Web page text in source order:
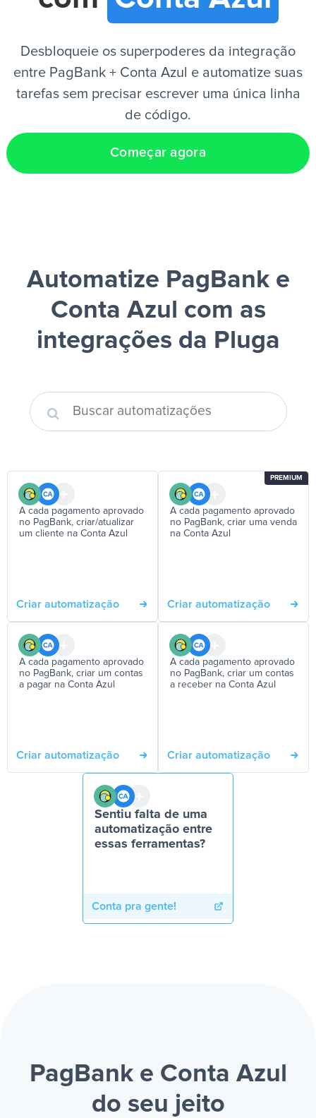
Desbloqueie os superpoderes da integração
entre PagBank + Conta Azul e automatize suas
tarefas sem precisar escrever uma única linha
de código.
Começar agora
Automatize PagBank e
Conta Azul com as
integrações da Pluga
A cada pagamento aprovado
no PagBank, criar/atualizar
um cliente na Conta Azul
Criar automatização
PREMIUM
A cada pagamento aprovado
no PagBank, criar uma venda
na Conta Azul
Criar automatização
A cada pagamento aprovado
no PagBank, criar um contas
a pagar na Conta Azul
Criar automatização
A cada pagamento aprovado
no PagBank, criar um contas
a receber na Conta Azul
Criar automatização
Sentiu falta de uma
automatização entre
essas ferramentas?
Conta pra gente!
PagBank e Conta Azul
do seu jeito